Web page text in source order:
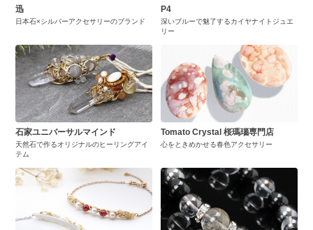
迅
日本石×シルバーアクセサリーのブランド
P4
深いブルーで魅了するカイヤナイトジュエ
リー
石家ユニバーサルマインド
天然石で作るオリジナルのヒーリングアイ
テム
Tomato Crystal 桜瑪瑙専門店
心をときめかせる春色アクセサリー